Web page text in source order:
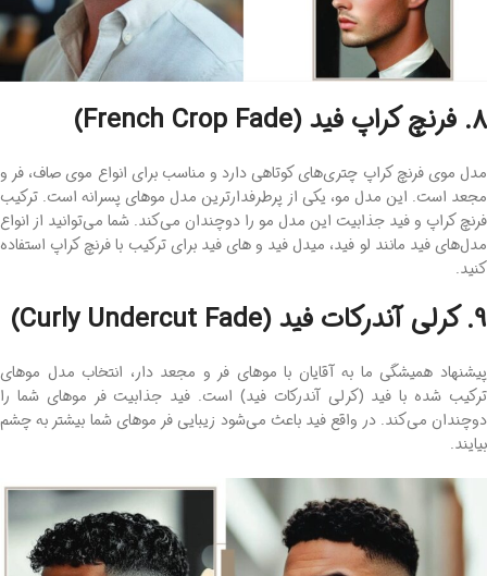
8. فرنچ کراپ فید (French Crop Fade)
مدل موی فرنچ کراپ چتری‌های کوتاهی دارد و مناسب برای انواع موی صاف، فر و
مجعد است. این مدل مو، یکی از پرطرفدارترین مدل موهای پسرانه است. ترکیب
فرنچ کراپ و فید جذابیت این مدل مو را دوچندان می‌کند. شما می‌توانید از انواع
مدل‌های فید مانند لو فید، میدل فید و های فید برای ترکیب با فرنچ کراپ استفاده
کنید.
9. کرلی آندرکات فید (Curly Undercut Fade)
پیشنهاد همیشگی ما به آقایان با موهای فر و مجعد دار، انتخاب مدل موهای
ترکیب شده با فید (کرلی آندرکات فید) است. فید جذابیت فر موهای شما را
دوچندان می‌کند. در واقع فید باعث می‌شود زیبایی فر موهای شما بیشتر به چشم
بیایند.